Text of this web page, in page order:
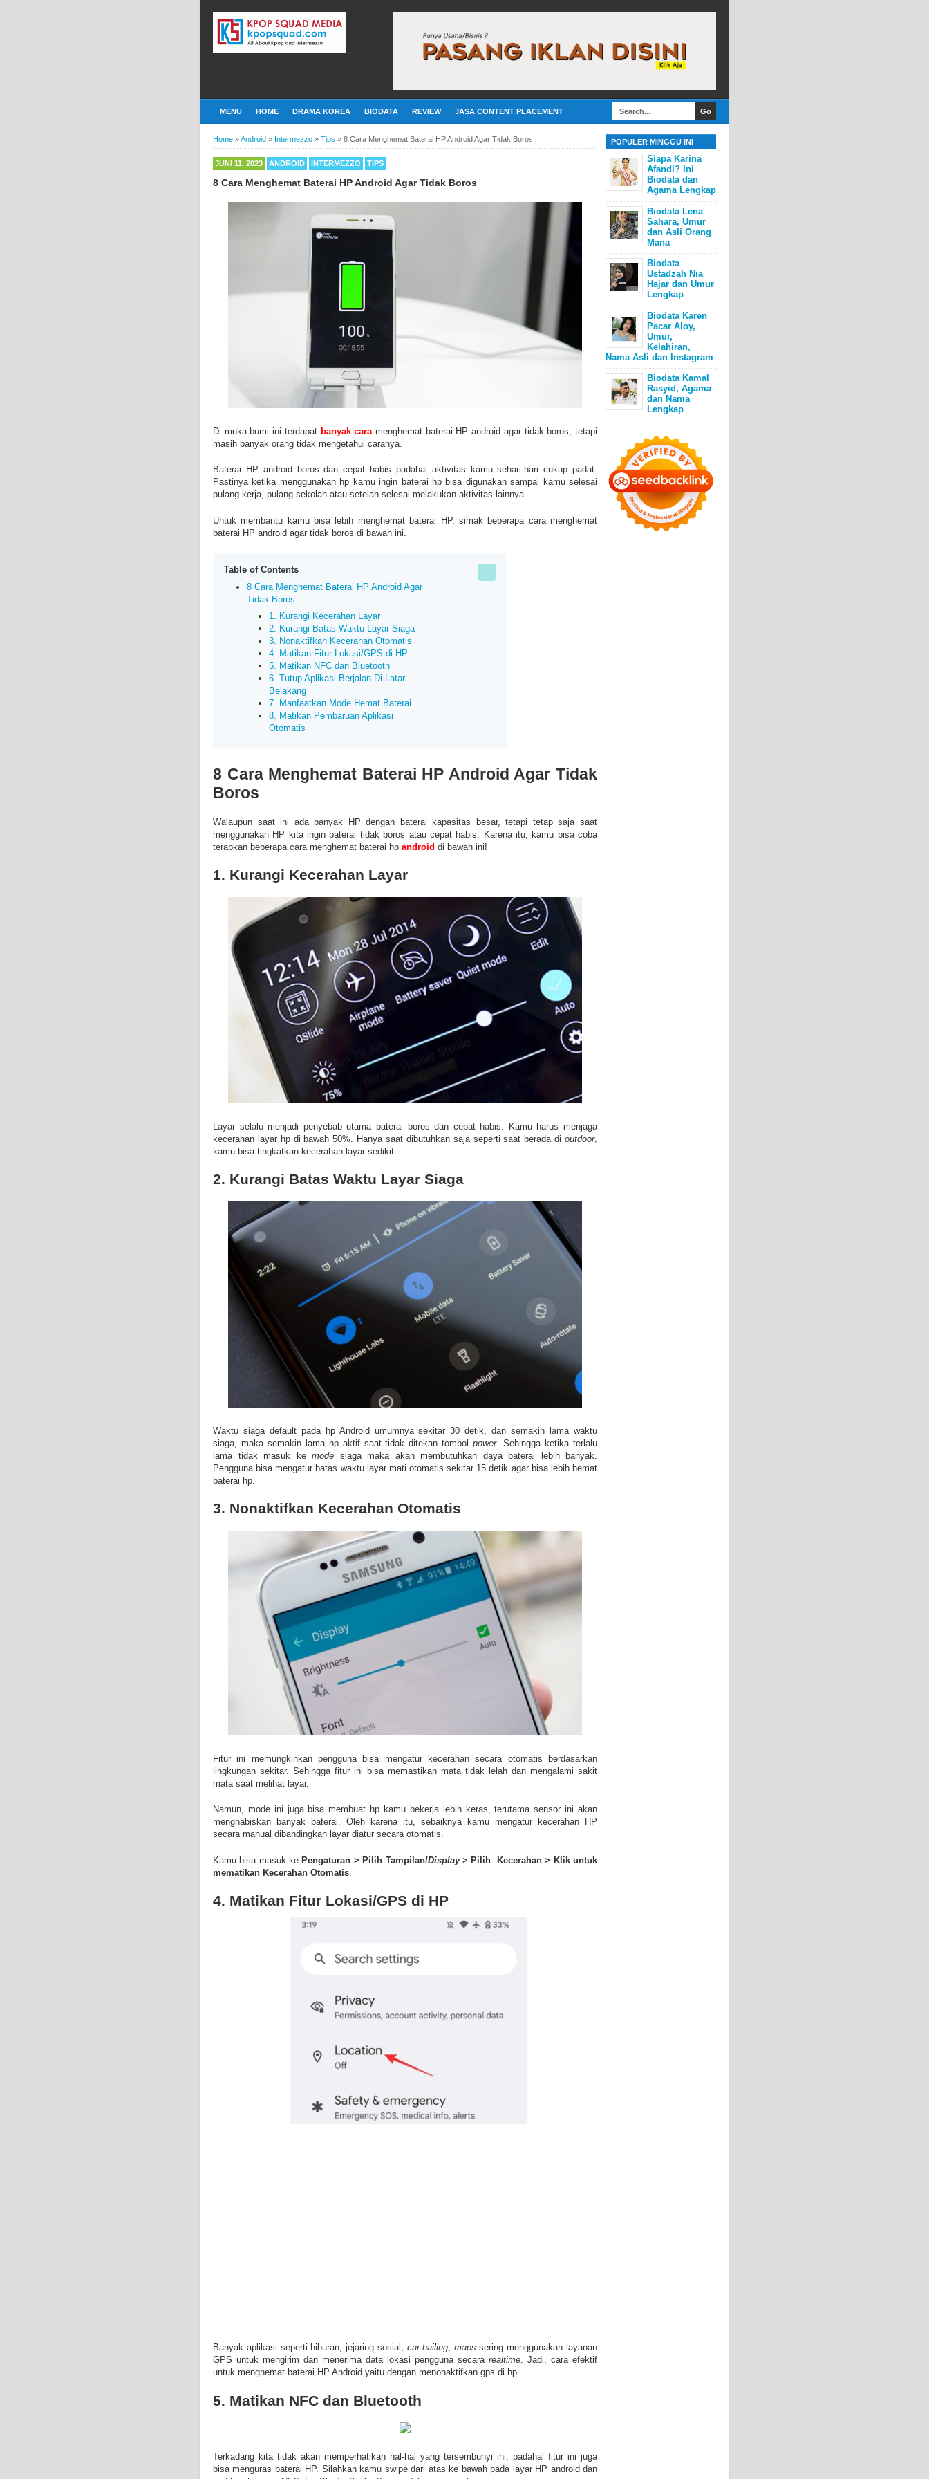
MENU HOME DRAMA KOREA BIODATA REVIEW JASA CONTENT PLACEMENT
Home »Android » Intermezzo » Tips » 8 Cara Menghemat Baterai HP Android Agar Tidak Boros
JUNI 11, 2023 ANDROID INTERMEZZO TIPS
8 Cara Menghemat Baterai HP Android Agar Tidak Boros
Di muka bumi ini terdapat banyak cara menghemat baterai HP android agar tidak boros, tetapi
masih banyak orang tidak mengetahui caranya.
Baterai HP android boros dan cepat habis padahal aktivitas kamu sehari-hari cukup padat.
Pastinya ketika menggunakan hp kamu ingin baterai hp bisa digunakan sampai kamu selesai
pulang kerja, pulang sekolah atau setelah selesai melakukan aktivitas lainnya.
Untuk membantu kamu bisa lebih menghemat baterai HP, simak beberapa cara menghemat
baterai HP android agar tidak boros di bawah ini.
Table of Contents
8 Cara Menghemat Baterai HP Android Agar
Tidak Boros
1. Kurangi Kecerahan Layar
2. Kurangi Batas Waktu Layar Siaga
3. Nonaktifkan Kecerahan Otomatis
4. Matikan Fitur Lokasi/GPS di HP
5. Matikan NFC dan Bluetooth
6. Tutup Aplikasi Berjalan Di Latar
Belakang
7. Manfaatkan Mode Hemat Baterai
8. Matikan Pembaruan Aplikasi
Otomatis
8 Cara Menghemat Baterai HP Android Agar Tidak
Boros
Walaupun saat ini ada banyak HP dengan baterai kapasitas besar, tetapi tetap saja saat
menggunakan HP kita ingin baterai tidak boros atau cepat habis. Karena itu, kamu bisa coba
terapkan beberapa cara menghemat baterai hp android di bawah ini!
1. Kurangi Kecerahan Layar
Layar selalu menjadi penyebab utama baterai boros dan cepat habis. Kamu harus menjaga
kecerahan layar hp di bawah 50%. Hanya saat dibutuhkan saja seperti saat berada di outdoor,
kamu bisa tingkatkan kecerahan layar sedikit.
2. Kurangi Batas Waktu Layar Siaga
Waktu siaga default pada hp Android umumnya sekitar 30 detik, dan semakin lama waktu
siaga, maka semakin lama hp aktif saat tidak ditekan tombolpower. Sehingga ketika terlalu
lama tidak masuk ke mode siaga maka akan membutuhkan daya baterai lebih banyak.
Pengguna bisa mengatur batas waktu layar mati otomatis sekitar 15 detik agar bisa lebih hemat
baterai hp.
3. Nonaktifkan Kecerahan Otomatis
Fitur ini memungkinkan pengguna bisa mengatur kecerahan secara otomatis berdasarkan
lingkungan sekitar. Sehingga fitur ini bisa memastikan mata tidak lelah dan mengalami sakit
mata saat melihat layar.
Namun, mode ini juga bisa membuat hp kamu bekerja lebih keras, terutama sensor ini akan
menghabiskan banyak baterai. Oleh karena itu, sebaiknya kamu mengatur kecerahan HP
secara manual dibandingkan layar diatur secara otomatis.
Kamu bisa masuk kePengaturan > Pilih Tampilan/Display> Pilih Kecerahan > Klik untuk
mematikan Kecerahan Otomatis
4. Matikan Fitur Lokasi/GPS di HP
Banyak aplikasi seperti hiburan, jejaring sosial, car-hailing, maps sering menggunakan layanan
GPS untuk mengirim dan menerima data lokasi pengguna secara realtime. Jadi, cara efektif
untuk menghemat baterai HP Android yaitu dengan menonaktifkan gps di hp.
5. Matikan NFC dan Bluetooth
Terkadang kita tidak akan memperhatikan hal-hal yang tersembunyi ini, padahal fitur ini juga
bisa menguras baterai HP. Silahkan kamu swipe dari atas ke bawah pada layar HP android dan
POPULER MINGGU INI
Siapa Karina
Afandi? Ini
Biodata dan
Agama Lengkap
Biodata Lena
Sahara, Umur
dan Asli Orang
Mana
Biodata
Ustadzah Nia
Hajar dan Umur
Lengkap
Biodata Karen
Pacar Aloy,
Umur,
Kelahiran,
Nama Asli dan Instagram
Biodata Kamal
Rasyid, Agama
dan Nama
Lengkap